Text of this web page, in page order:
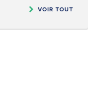
VOIR TOUT